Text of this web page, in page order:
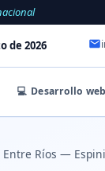
de 2026
💻 Desarrollo web
Entre Ríos —